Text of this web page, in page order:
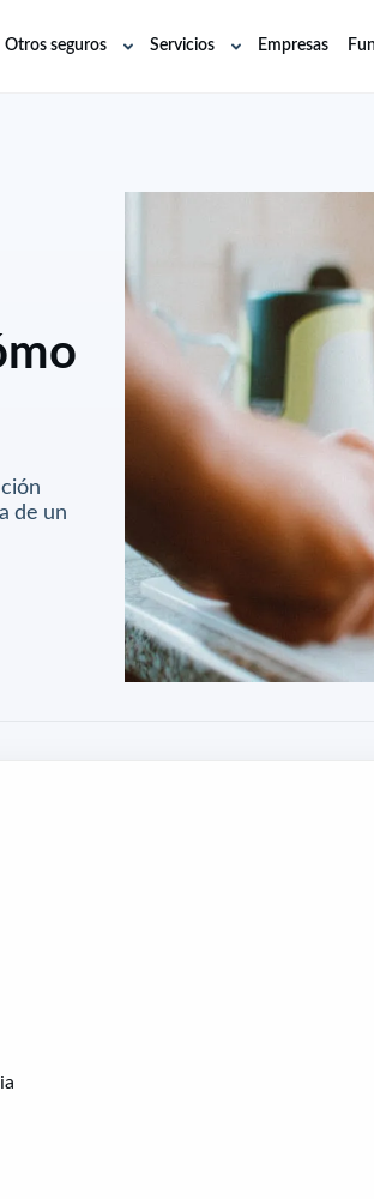
Otros seguros
AbrirServicios
AbrirEmpresas
de un